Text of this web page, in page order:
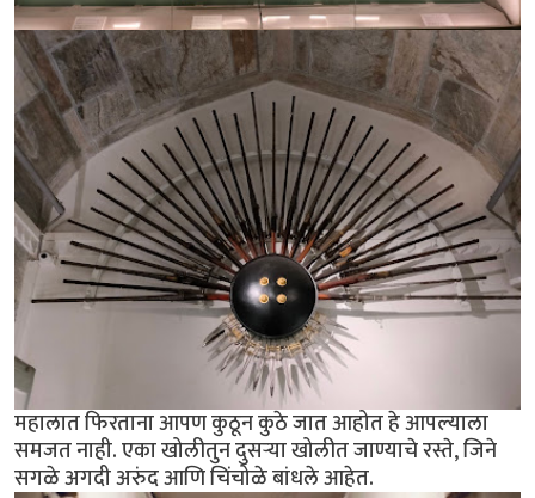
महालात फिरताना आपण कुठून कुठे जात आहोत हे आपल्याला
समजत नाही. एका खोलीतुन दुसऱ्या खोलीत जाण्याचे रस्ते, जिने
सगळे अगदी अरुंद आणि चिंचोळे बांधले आहेत.